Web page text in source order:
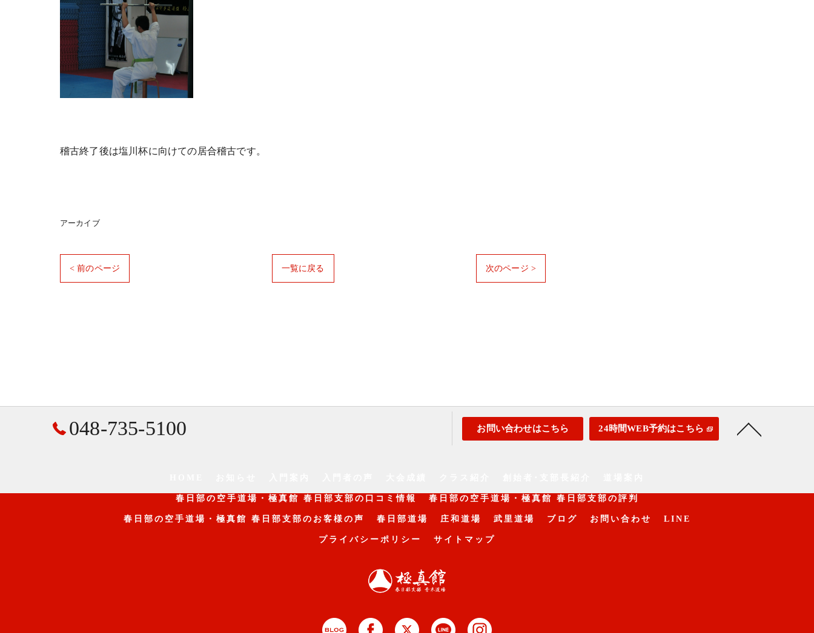
稽古終了後は塩川杯に向けての居合稽古です。
アーカイブ
< 前のページ 一覧に戻る 次のページ >
048-735-5100 お問い合わせはこちら 24時間WEB予約はこちら
春日部の空手道場・極真館 春日部支部の口コミ情報 春日部の空手道場・極真館 春日部支部の評判
春日部の空手道場・極真館 春日部支部のお客様の声 春日部道場 庄和道場 武里道場 ブログ お問い合わせ LINE
プライバシーポリシー サイトマップ